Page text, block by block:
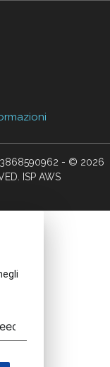
- © 2026
ISP AWS